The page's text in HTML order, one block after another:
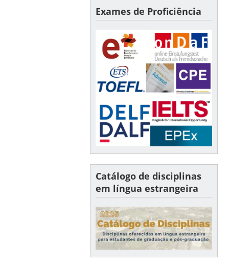
Exames de Proficiência
Catálogo de disciplinas
em língua estrangeira